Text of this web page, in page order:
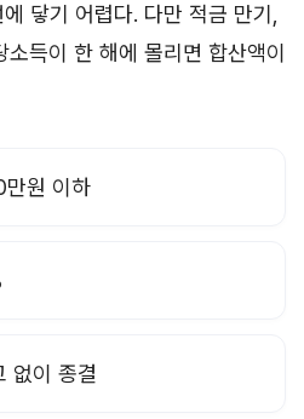
닿기 어렵다. 다만 적금 만기,
득이 한 해에 몰리면 합산액이
원 이하
없이 종결